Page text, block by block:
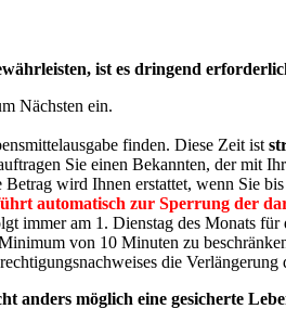
ist es dringend
Nächsten ein.
finden. Diese Zeit ist
Sie einen Bekannten, der mit
wird Ihnen erstattet, wenn Sie
automatisch zur Sperrung der
immer am 1. Dienstag des Monats
von 10 Minuten zu
die
anders möglich eine gesicherte